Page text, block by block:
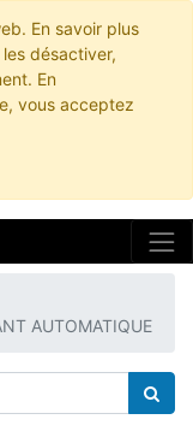
En savoir plus
les désactiver,
En
vous acceptez
AUTOMATIQUE